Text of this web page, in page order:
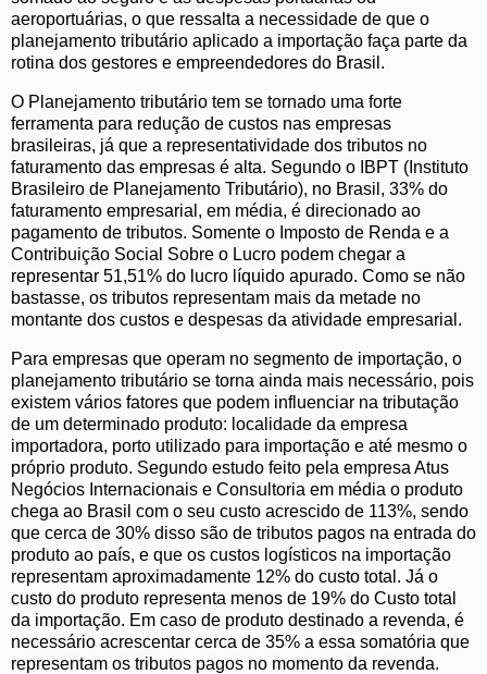
aeroportuárias, o que ressalta a necessidade de que o
planejamento tributário aplicado a importação faça parte da
rotina dos gestores e empreendedores do Brasil.
O Planejamento tributário tem se tornado uma forte
ferramenta para redução de custos nas empresas
brasileiras, já que a representatividade dos tributos no
faturamento das empresas é alta. Segundo o IBPT (Instituto
Brasileiro de Planejamento Tributário), no Brasil, 33% do
faturamento empresarial, em média, é direcionado ao
pagamento de tributos. Somente o Imposto de Renda e a
Contribuição Social Sobre o Lucro podem chegar a
representar 51,51% do lucro líquido apurado. Como se não
bastasse, os tributos representam mais da metade no
montante dos custos e despesas da atividade empresarial.
Para empresas que operam no segmento de importação, o
planejamento tributário se torna ainda mais necessário, pois
existem vários fatores que podem influenciar na tributação
de um determinado produto: localidade da empresa
importadora, porto utilizado para importação e até mesmo o
próprio produto. Segundo estudo feito pela empresa Atus
Negócios Internacionais e Consultoria em média o produto
chega ao Brasil com o seu custo acrescido de 113%, sendo
que cerca de 30% disso são de tributos pagos na entrada do
produto ao país, e que os custos logísticos na importação
representam aproximadamente 12% do custo total. Já o
custo do produto representa menos de 19% do Custo total
da importação. Em caso de produto destinado a revenda, é
necessário acrescentar cerca de 35% a essa somatória que
representam os tributos pagos no momento da revenda.